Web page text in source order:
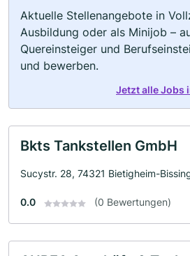
Aktuelle Stellenangebote in
Ausbildung oder als Minijob –
Quereinsteiger und
und bewerben.
Jetzt alle Jobs
Bkts Tankstellen GmbH
Sucystr. 28, 74321 Bietigheim-
0.0 (0 Bewertungen)